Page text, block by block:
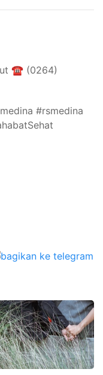
☎️ (0264)
#rsmedina